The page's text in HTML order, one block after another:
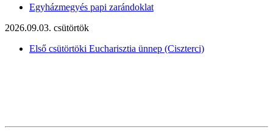
Egyházmegyés papi zarándoklat
2026.09.03. csütörtök
Első csütörtöki Eucharisztia ünnep (Ciszterci)